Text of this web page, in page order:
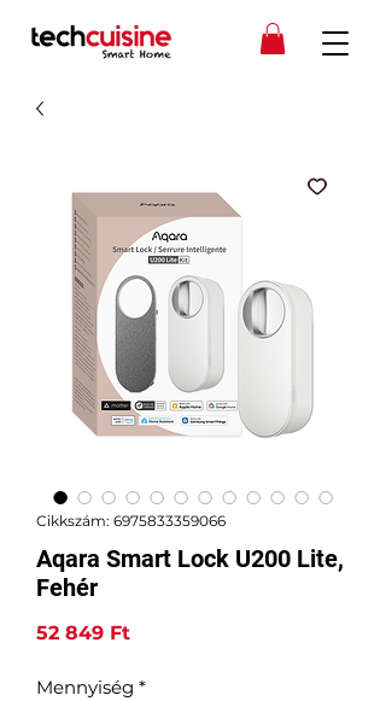
Cikkszám: 6975833359066
Aqara Smart Lock U200 Lite,
Fehér
52 849 FtÁr
Mennyiség *